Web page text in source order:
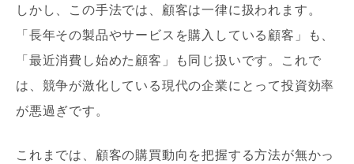
しかし、この手法では、顧客は一律に扱われます。
「長年その製品やサービスを購入している顧客」も、
「最近消費し始めた顧客」も同じ扱いです。これで
は、競争が激化している現代の企業にとって投資効率
が悪過ぎです。
これまでは、顧客の購買動向を把握する方法が無かっ